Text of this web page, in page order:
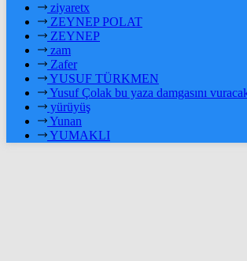
ziyaretx
ZEYNEP POLAT
ZEYNEP
zam
Zafer
YUSUF TÜRKMEN
Yusuf Çolak bu yaza damgasını
yürüyüş
Yunan
YUMAKLI